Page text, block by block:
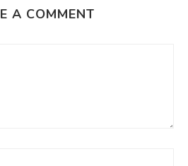
A COMMENT